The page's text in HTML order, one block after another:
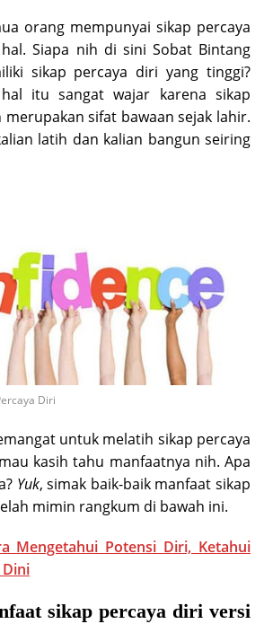
orang mempunyai sikap percaya
Siapa nih di sini Sobat Bintang
sikap percaya diri yang tinggi?
hal itu sangat wajar karena sikap
sifat bawaan sejak lahir.
latih dan kalian bangun seiring
Diri
untuk melatih sikap percaya
kasih tahu manfaatnya nih. Apa
Yuk, simak baik-baik manfaat sikap
mimin rangkum di bawah ini.
Mengetahui Potensi Diri, Ketahui
Dini
sikap percaya diri versi